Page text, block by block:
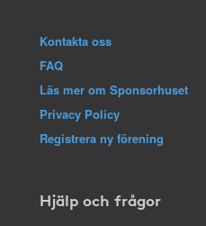
Kontakta oss
FAQ
Läs mer om Sponsorhuset
Privacy Policy
Registrera ny förening
Hjälp och frågor